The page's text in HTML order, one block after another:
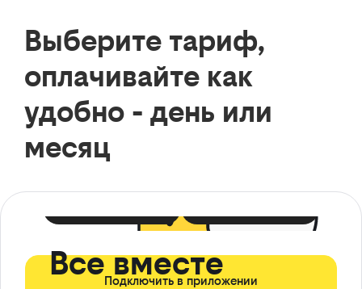
Выберите тариф,
оплачивайте как
удобно - день или
месяц
Все вместе
Подключить в приложении